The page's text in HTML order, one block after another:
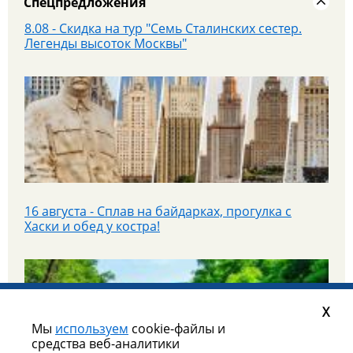
С 16 по 20 июля в Казань и Йошкар-Олу на
автобусе в тур "Республики без границ"
16 августа - Сплав на байдарках, прогулка с
Хаски и обед у костра!
Уже завтра 25 июля - едем гулять в парк Патриот!
X
Мы используем cookie-файлы и
средства веб-аналитики